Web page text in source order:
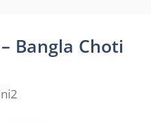
Bangla Choti